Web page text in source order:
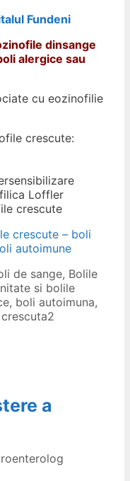
Fundeni
dinsange
alergice sau
cu eozinofilie
crescute:
Loffler
crescute
crescute – boli
autoimune
de sange, Bolile
si bolile
, boli autoimuna,
2
a